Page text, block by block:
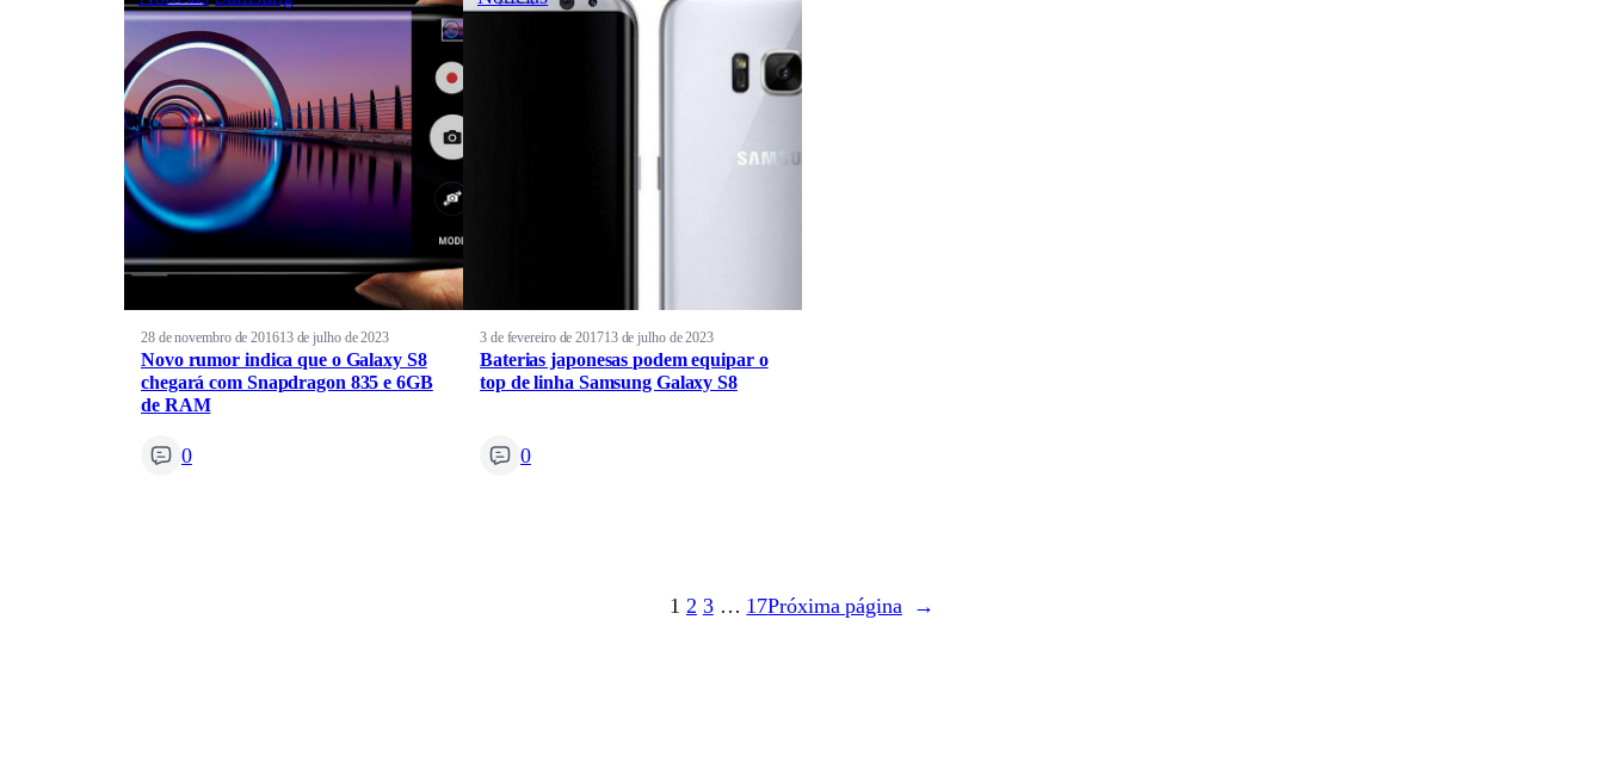
28 de novembro de 201613 de julho de 2023
Novo rumor indica que o Galaxy S8
chegará com Snapdragon 835 e 6GB
de RAM
0
3 de fevereiro de 201713 de julho de 2023
Baterias japonesas podem equipar o
top de linha Samsung Galaxy S8
0
1 2 3 … 17Próxima página →